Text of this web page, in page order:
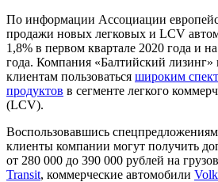
По информации Ассоциации
продажи новых легковых и LCV
1,8% в первом квартале 2020 года и
года. Компания «Балтийский лизинг»
клиентам пользоваться широким
продуктов в сегменте легкого
(LCV).
Воспользовавшись
клиенты компании могут получить
от 280 000 до 390 000 рублей на
Transit, коммерческие автомобили